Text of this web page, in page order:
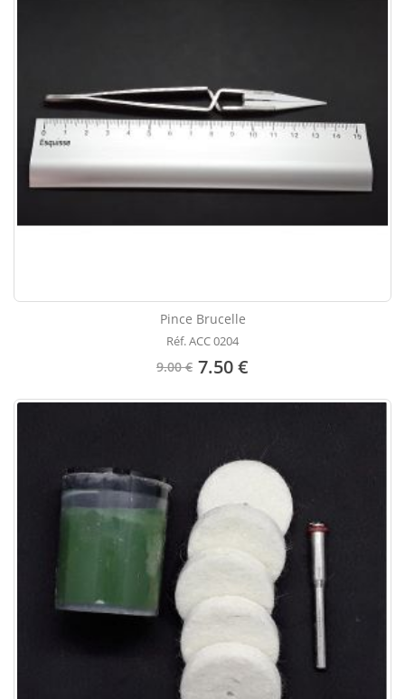
Pince Brucelle
Réf. ACC 0204
9.00 € 7.50 €